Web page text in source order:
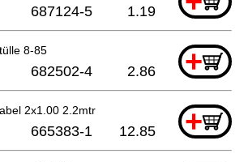
687124-5 1.19
8-85 +
682502-4 2.86
2x1.00 2.2mtr +
665383-1 12.85